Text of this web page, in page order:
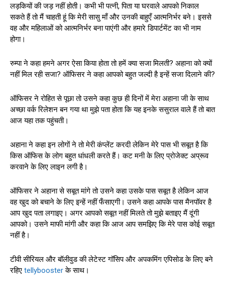
लड़कियों की जड़ नहीं होती। कभी भी पत्नी, पिता या घरवाले आपको निकाल
सकते हैं तो मैं चाहती हूं कि मेरी सासु माँ और उनकी बाहुएँ आत्मनिर्भर बने। इससे
वह और महिलाओं को आत्मनिर्भर बना पाएंगी और हमारे डिपार्टमेंट का भी नाम
होगा।
रुम्पा ने कहा हमने अगर ऐसा किया होता तो हमें क्या सजा मिलती? अहाना को क्यों
नहीं मिल रही सजा? ऑफिसर ने कहा आपको बहुत जल्दी है इन्हें सजा दिलाने की?
ऑफिसर ने रोहित से पूछा तो उसने कहा कुछ ही दिनों में मेरा अहाना जी के साथ
अच्छा वर्क रिलेशन बन गया था मुझे पता होता कि यह इनके ससुराल वाले हैं तो बात
आज यहा तक पहुंचती।
अहाना ने कहा इन लोगों ने तो मेरी कंप्लेंट करदी लेकिन मेरे पास भी सबूत है कि
किस ऑफिस के लोग बहुत धांधली करते हैं। कट मनी के लिए प्रोजेक्ट अप्रूव
करवाने के लिए लाइन लगी है।
ऑफिसर ने अहाना से सबूत मांगे तो उसने कहा उसके पास सबूत है लेकिन आज
वह खुद को बचाने के लिए इन्हें नहीं फँसाएगी। उसने कहा आपके पास मैनपॉवर है
आप खुद पता लगाइए। अगर आपको सबूत नहीं मिलते तो मुझे बताइए मैं दूंगी
आपको। उसने माफी मांगी और कहा कि आज आप समझिए कि मेरे पास कोई सबूत
नहीं है।
टीवी सीरियल और बॉलीवुड की लेटेस्ट गॉसिप और अपकमिंग एपिसोड के लिए बने
रहिए tellyboosterके साथ।